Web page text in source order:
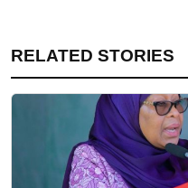
RELATED STORIES